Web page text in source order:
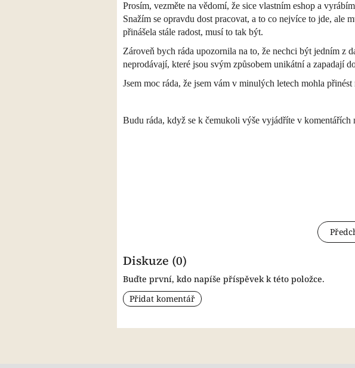
Prosím, vezměte na vědomí, že sice vlastním eshop a
Snažím se opravdu dost pracovat, a to co nejvíce to jde, ale
přinášela stále radost, musí to tak být.
Zároveň bych ráda upozornila na to, že nechci být jedním z
neprodávají, které jsou svým způsobem unikátní a zapadají
Jsem moc ráda, že jsem vám v minulých letech mohla
Budu ráda, když se k čemukoli výše vyjádříte v
Diskuze (0)
Buďte první, kdo napíše příspěvek k této položce.
Přidat komentář